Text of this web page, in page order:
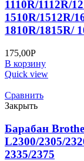
1110R/1112R/
1510R/1512R/
1810R/1815R/
175,00Р
В корзину
Quick view
Сравнить
Закрыть
Барабан
L2300/2305/
2335/2375